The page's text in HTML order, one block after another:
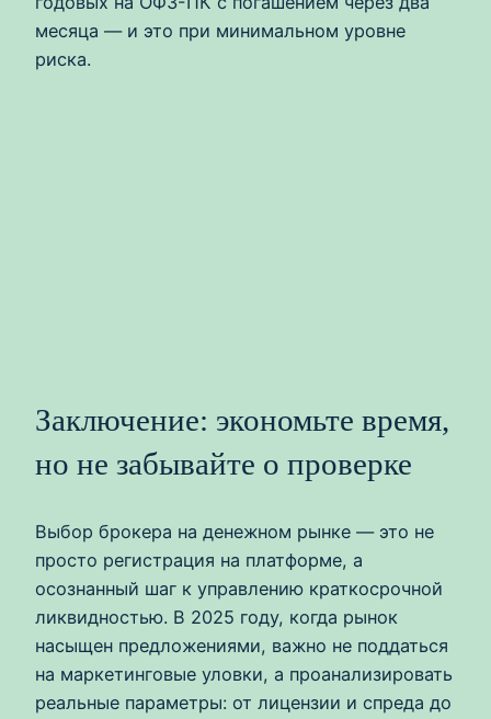
месяца — и это при минимальном уровне
риска.
Заключение: экономьте время,
но не забывайте о проверке
Выбор брокера на денежном рынке — это не
просто регистрация на платформе, а
осознанный шаг к управлению краткосрочной
ликвидностью. В 2025 году, когда рынок
насыщен предложениями, важно не поддаться
на маркетинговые уловки, а проанализировать
реальные параметры: от лицензии и спреда до